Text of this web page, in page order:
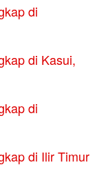
di
di Kasui,
di
di Ilir Timur